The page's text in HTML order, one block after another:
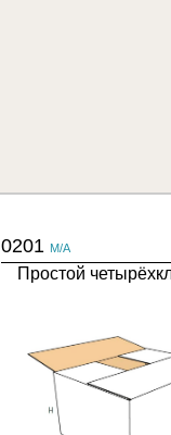
0201 M/A
Простой